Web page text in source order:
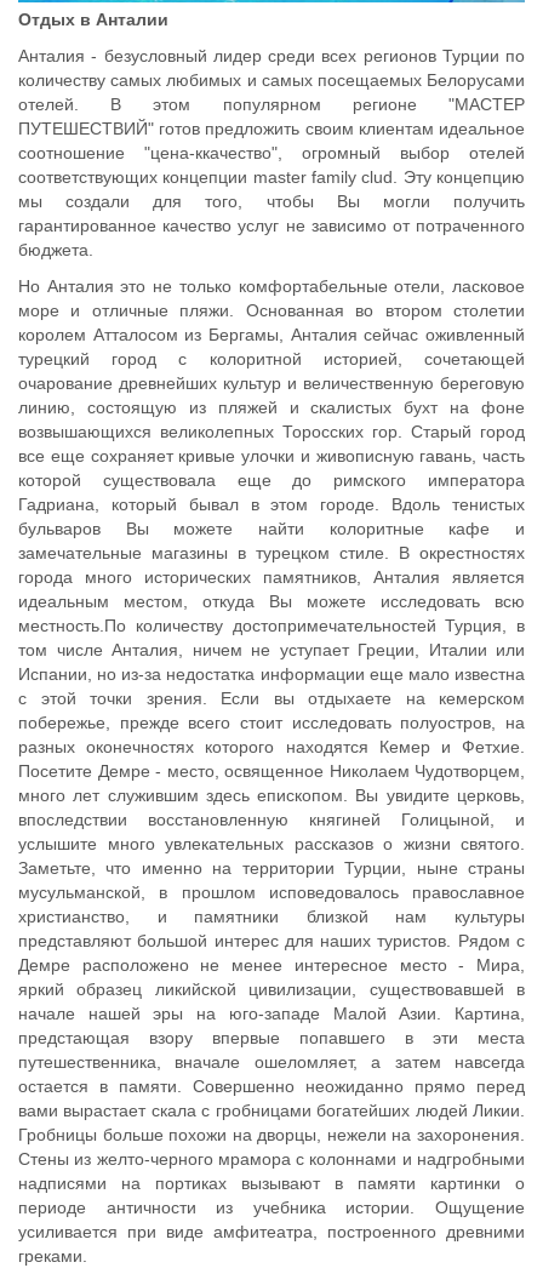
Отдых в Анталии
Анталия - безусловный лидер среди всех регионов Турции по
количеству самых любимых и самых посещаемых Белорусами
отелей. В этом популярном регионе "МАСТЕР
ПУТЕШЕСТВИЙ" готов предложить своим клиентам идеальное
соотношение "цена-ккачество", огромный выбор отелей
соответствующих концепции master family clud. Эту концепцию
мы создали для того, чтобы Вы могли получить
гарантированное качество услуг не зависимо от потраченного
бюджета.
Но Анталия это не только комфортабельные отели, ласковое
море и отличные пляжи. Основанная во втором столетии
королем Атталосом из Бергамы, Анталия сейчас оживленный
турецкий город с колоритной историей, сочетающей
очарование древнейших культур и величественную береговую
линию, состоящую из пляжей и скалистых бухт на фоне
возвышающихся великолепных Торосских гор. Старый город
все еще сохраняет кривые улочки и живописную гавань, часть
которой существовала еще до римского императора
Гадриана, который бывал в этом городе. Вдоль тенистых
бульваров Вы можете найти колоритные кафе и
замечательные магазины в турецком стиле. В окрестностях
города много исторических памятников, Анталия является
идеальным местом, откуда Вы можете исследовать всю
местность.По количеству достопримечательностей Турция, в
том числе Анталия, ничем не уступает Греции, Италии или
Испании, но из-за недостатка информации еще мало известна
с этой точки зрения. Если вы отдыхаете на кемерском
побережье, прежде всего стоит исследовать полуостров, на
разных оконечностях которого находятся Кемер и Фетхие.
Посетите Демре - место, освященное Николаем Чудотворцем,
много лет служившим здесь епископом. Вы увидите церковь,
впоследствии восстановленную княгиней Голицыной, и
услышите много увлекательных рассказов о жизни святого.
Заметьте, что именно на территории Турции, ныне страны
мусульманской, в прошлом исповедовалось православное
христианство, и памятники близкой нам культуры
представляют большой интерес для наших туристов. Рядом с
Демре расположено не менее интересное место - Мира,
яркий образец ликийской цивилизации, существовавшей в
начале нашей эры на юго-западе Малой Азии. Картина,
предстающая взору впервые попавшего в эти места
путешественника, вначале ошеломляет, а затем навсегда
остается в памяти. Совершенно неожиданно прямо перед
вами вырастает скала с гробницами богатейших людей Ликии.
Гробницы больше похожи на дворцы, нежели на захоронения.
Стены из желто-черного мрамора с колоннами и надгробными
надписями на портиках вызывают в памяти картинки о
периоде античности из учебника истории. Ощущение
усиливается при виде амфитеатра, построенного древними
греками.